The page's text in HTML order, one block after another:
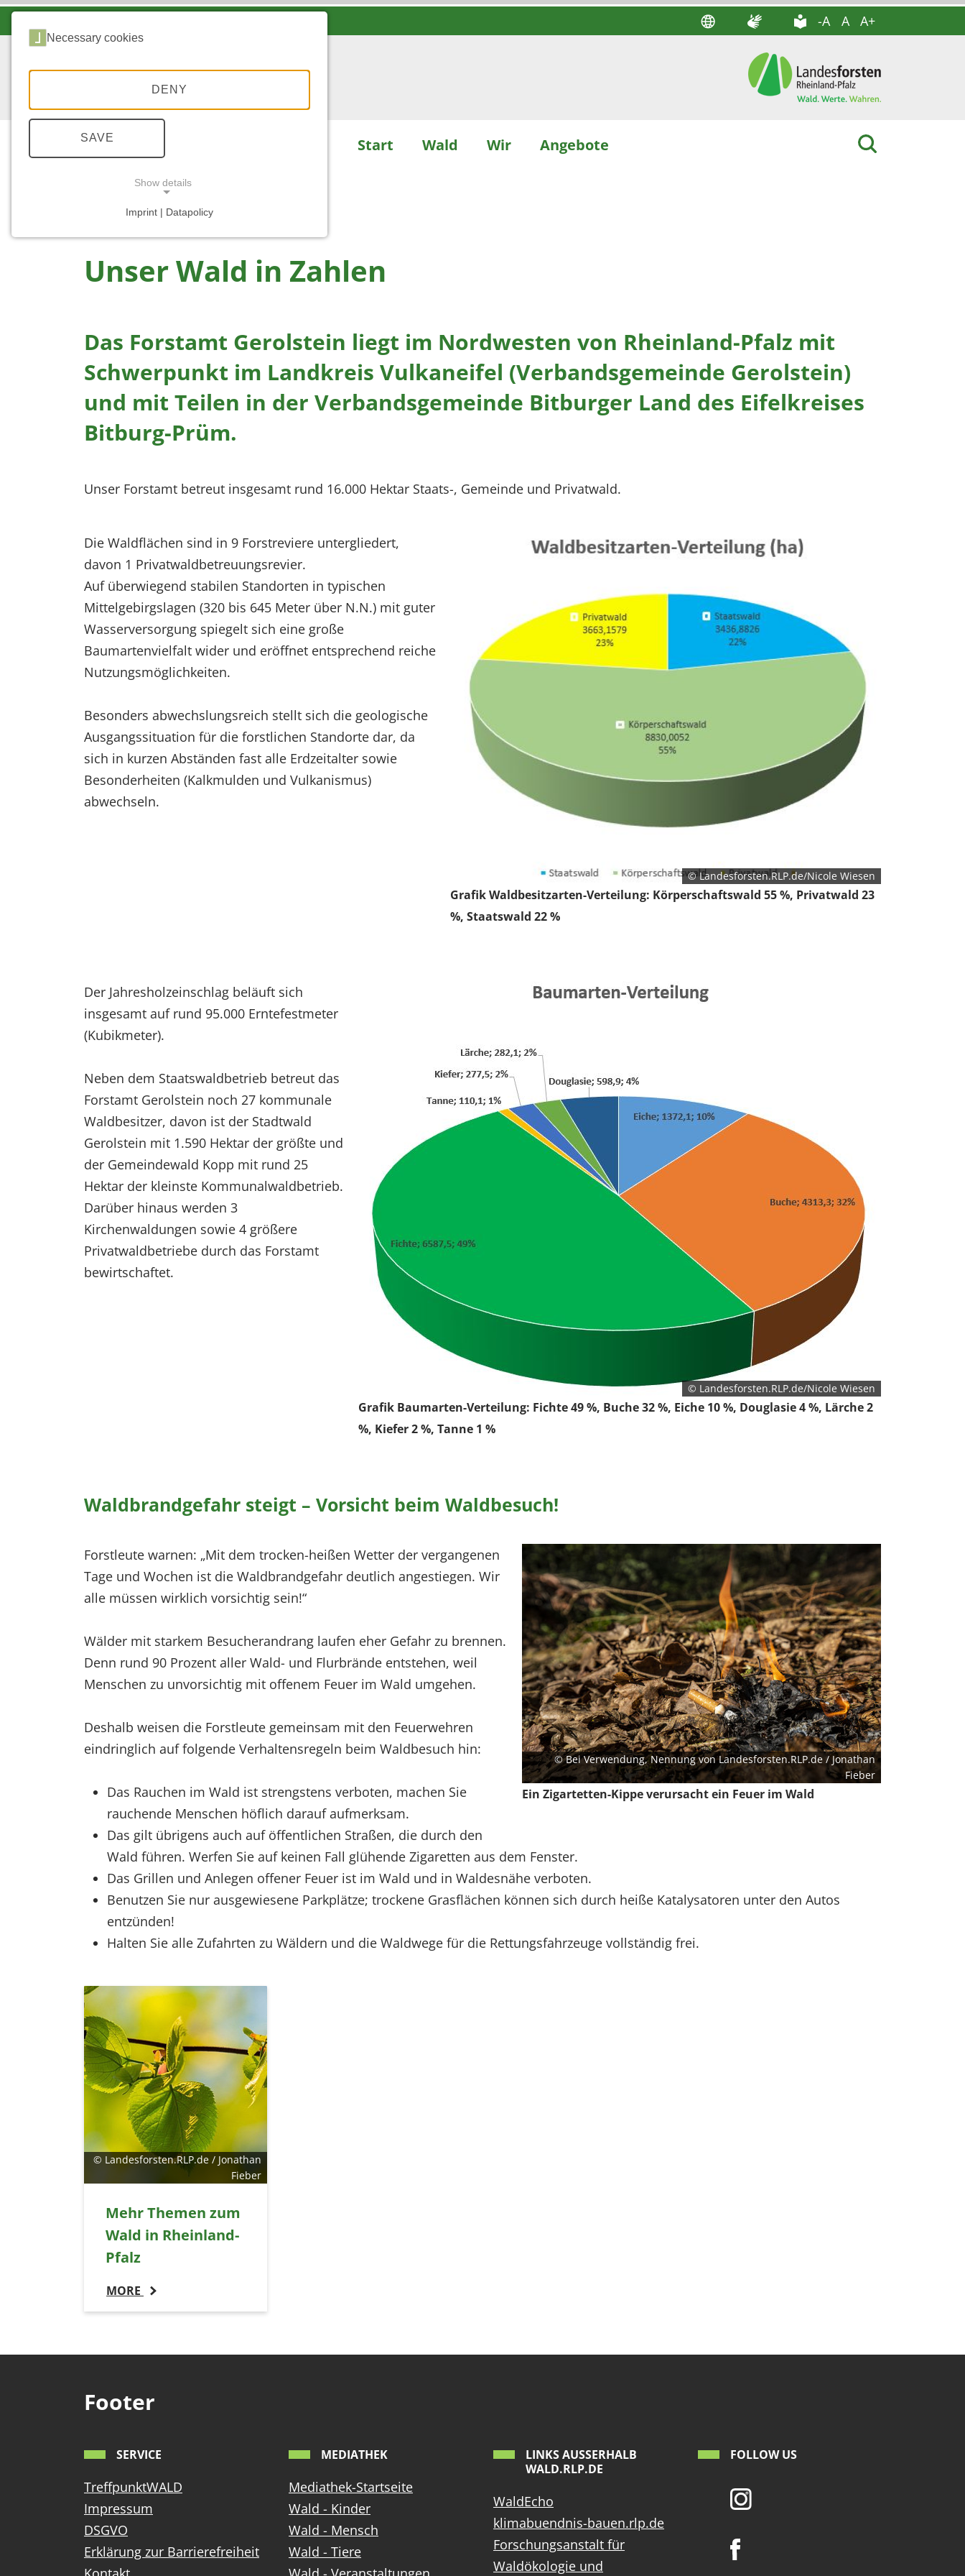
-A A A+
Start Wald Wir Angebote
... WALD
Unser Wald in Zahlen
Das Forstamt Gerolstein liegt im Nordwesten von Rheinland-Pfalz mit
Schwerpunkt im Landkreis Vulkaneifel (Verbandsgemeinde Gerolstein)
und mit Teilen in der Verbandsgemeinde Bitburger Land des Eifelkreises
Bitburg-Prüm.
Unser Forstamt betreut insgesamt rund 16.000 Hektar Staats-, Gemeinde und Privatwald.
© Landesforsten.RLP.de/Nicole Wiesen
Grafik Waldbesitzarten-Verteilung: Körperschaftswald 55 %, Privatwald 23
%, Staatswald 22 %
Die Waldflächen sind in 9 Forstreviere untergliedert,
davon 1 Privatwaldbetreuungsrevier.
Auf überwiegend stabilen Standorten in typischen
Mittelgebirgslagen (320 bis 645 Meter über N.N.) mit guter
Wasserversorgung spiegelt sich eine große
Baumartenvielfalt wider und eröffnet entsprechend reiche
Nutzungsmöglichkeiten.
Besonders abwechslungsreich stellt sich die geologische
Ausgangssituation für die forstlichen Standorte dar, da
sich in kurzen Abständen fast alle Erdzeitalter sowie
Besonderheiten (Kalkmulden und Vulkanismus)
abwechseln.
© Landesforsten.RLP.de/Nicole Wiesen
Grafik Baumarten-Verteilung: Fichte 49 %, Buche 32 %, Eiche 10 %, Douglasie 4 %, Lärche 2
%, Kiefer 2 %, Tanne 1 %
Der Jahresholzeinschlag beläuft sich
insgesamt auf rund 95.000 Erntefestmeter
(Kubikmeter).
Neben dem Staatswaldbetrieb betreut das
Forstamt Gerolstein noch 27 kommunale
Waldbesitzer, davon ist der Stadtwald
Gerolstein mit 1.590 Hektar der größte und
der Gemeindewald Kopp mit rund 25
Hektar der kleinste Kommunalwaldbetrieb.
Darüber hinaus werden 3
Kirchenwaldungen sowie 4 größere
Privatwaldbetriebe durch das Forstamt
bewirtschaftet.
Waldbrandgefahr steigt – Vorsicht beim Waldbesuch!
© Bei Verwendung, Nennung von Landesforsten.RLP.de / Jonathan
Fieber
Ein Zigartetten-Kippe verursacht ein Feuer im Wald
Forstleute warnen: „Mit dem trocken-heißen Wetter der vergangenen
Tage und Wochen ist die Waldbrandgefahr deutlich angestiegen. Wir
alle müssen wirklich vorsichtig sein!“
Wälder mit starkem Besucherandrang laufen eher Gefahr zu brennen.
Denn rund 90 Prozent aller Wald- und Flurbrände entstehen, weil
Menschen zu unvorsichtig mit offenem Feuer im Wald umgehen.
Deshalb weisen die Forstleute gemeinsam mit den Feuerwehren
eindringlich auf folgende Verhaltensregeln beim Waldbesuch hin:
Das Rauchen im Wald ist strengstens verboten, machen Sie
rauchende Menschen höflich darauf aufmerksam.
Das gilt übrigens auch auf öffentlichen Straßen, die durch den
Wald führen. Werfen Sie auf keinen Fall glühende Zigaretten aus dem Fenster.
Das Grillen und Anlegen offener Feuer ist im Wald und in Waldesnähe verboten.
Benutzen Sie nur ausgewiesene Parkplätze; trockene Grasflächen können sich durch heiße Katalysatoren unter den Autos
entzünden!
Halten Sie alle Zufahrten zu Wäldern und die Waldwege für die Rettungsfahrzeuge vollständig frei.
© Landesforsten.RLP.de / Jonathan
Fieber
Mehr Themen zum
Wald in Rheinland-
Pfalz
MORE
Footer
SERVICE
TreffpunktWALD
Impressum
DSGVO
Erklärung zur Barrierefreiheit
MEDIATHEK
Mediathek-Startseite
Wald - Kinder
Wald - Mensch
Wald - Tiere
LINKS AUSSERHALB W
ALD.RLP.DE
WaldEcho
klimabuendnis-bauen.rlp.de
Forschungsanstalt für
Waldökologie und
FOLLOW US
Necessary cookies
DENY
SAVE
Show details
Imprint | Datapolicy